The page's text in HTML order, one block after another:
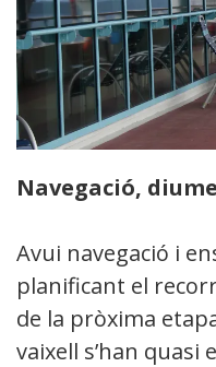
Navegació,
Avui navegació i
planificant el
de la pròxima
vaixell s’han quasi